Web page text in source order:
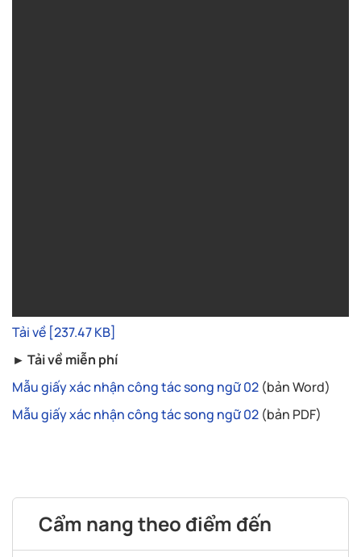
Tải về [237.47 KB]
► Tải về miễn phí
Mẫu giấy xác nhận công tác song ngữ 02 (bản Word)
Mẫu giấy xác nhận công tác song ngữ 02 (bản PDF)
Cẩm nang theo điểm đến